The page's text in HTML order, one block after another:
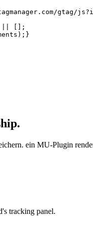
gtag/
[];
ein MU-Plugin
tracking panel.